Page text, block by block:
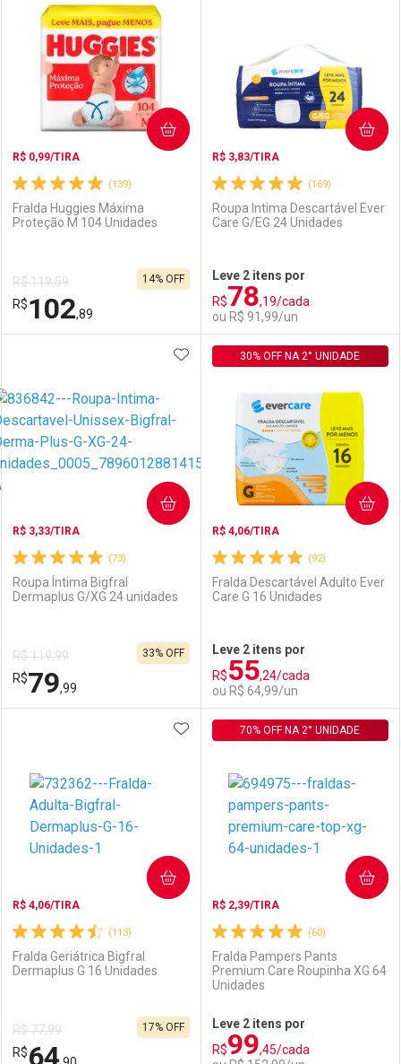
Laboratório
Comprar sem Desconto
Por R$ 119,90/cada
Por Menos
Comprar sem Desconto
Por R$ 119,90/cada
Comprar sem Desconto
Por R$ 114,99/cada
Comprar sem Desconto
Por R$ 114,99/cada
(139)
R$ 0,99/TIRA
Fralda Huggies Máxima
Proteção M 104 Unidades
R$ 119,59
R$102,89
14% OFF
COMPRAR
Laboratório
Comprar sem Desconto
Por R$ 102,89/cada
Por Menos
Comprar sem Desconto
Por R$ 102,89/cada
(169)
R$ 3,83/TIRA
Roupa Intima Descartável Ever
Care G/EG 24 Unidades
Leve 2 itens por
R$78,19/cada
ou R$ 91,99/un
COMPRAR
Laboratório
Comprar sem Desconto
Por R$ 91,99/cada
Por Menos
Comprar sem Desconto
Por R$ 91,99/cada
(73)
R$ 3,33/TIRA
Roupa Íntima Bigfral
Dermaplus G/XG 24 unidades
R$ 119,99
R$79,99
33% OFF
ADICIONAR AOS FAVORITOS
COMPRAR
FECHAR
Laboratório
Comprar sem Desconto
FECHAR
Por Menos
Comprar sem Desconto
Por R$ 79,99/cada
(92)
R$ 4,06/TIRA
Fralda Descartável Adulto Ever
Care G 16 Unidades
30% OFF NA 2° UNIDADE
Leve 2 itens por
R$55,24/cada
ou R$ 64,99/un
COMPRAR
Laboratório
Comprar sem Desconto
Por Menos
Comprar sem Desconto
Por R$ 64,99/cada
(113)
R$ 4,06/TIRA
Fralda Geriátrica Bigfral
Dermaplus G 16 Unidades
R$ 77,99
R$64
17% OFF
ADICIONAR AOS FAVORITOS
COMPRAR
(60)
R$ 2,39/TIRA
Fralda Pampers Pants
Premium Care Roupinha XG 64
Unidades
70% OFF NA 2° UNIDADE
Leve 2 itens por
R$99,45/cada
COMPRAR